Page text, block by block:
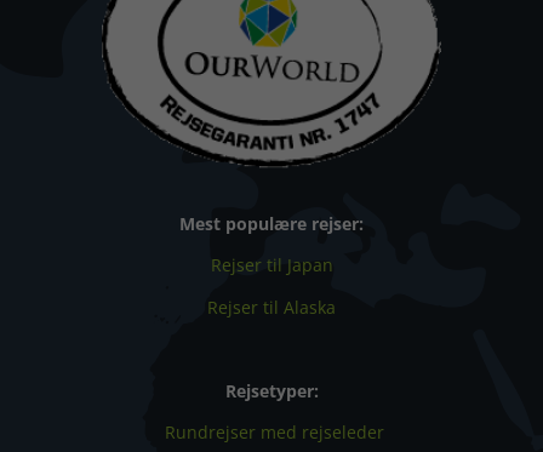
Mest populære rejser:
Rejser til Japan
Rejser til Alaska
Rejsetyper:
Rundrejser med rejseleder